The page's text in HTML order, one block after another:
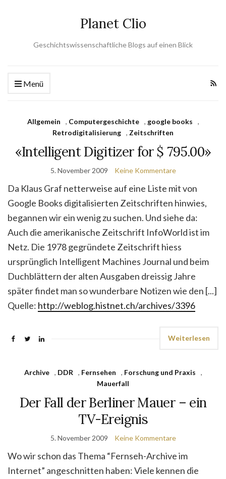
Planet Clio
Geschichtswissenschaftliche Blogs auf einen Blick
Menü
Allgemein , Computergeschichte , google books
,
Retrodigitalisierung , Zeitschriften
«Intelligent Digitizer for $ 795.00»
5. November 2009 Keine Kommentare
Da Klaus Graf netterweise auf eine Liste mit von
Google Books digitalisierten Zeitschriften hinwies,
begannen wir ein wenig zu suchen. Und siehe da:
Auch die amerikanische Zeitschrift InfoWorld ist im
Netz. Die 1978 gegründete Zeitschrift hiess
ursprünglich Intelligent Machines Journal und beim
Duchblättern der alten Ausgaben dreissig Jahre
später findet man so wunderbare Notizen wie den [...]
Quelle: http://weblog.histnet.ch/archives/3396
Weiterlesen
Archive , DDR , Fernsehen , Forschung und Praxis
,
Mauerfall
Der Fall der Berliner Mauer – ein
TV-Ereignis
5. November 2009 Keine Kommentare
Wo wir schon das Thema “Fernseh-Archive im
Internet” angeschnitten haben: Viele kennen die